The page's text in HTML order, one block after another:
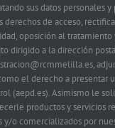
sus datos personales
derechos de acceso,
oposición al tratamiento
dirigido a la dirección
el derecho a presentar
(aepd.es). Asimismo le
productos y servicios
y/o comercializados por